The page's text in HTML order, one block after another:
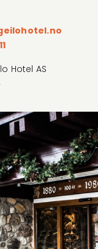
Hotel AS